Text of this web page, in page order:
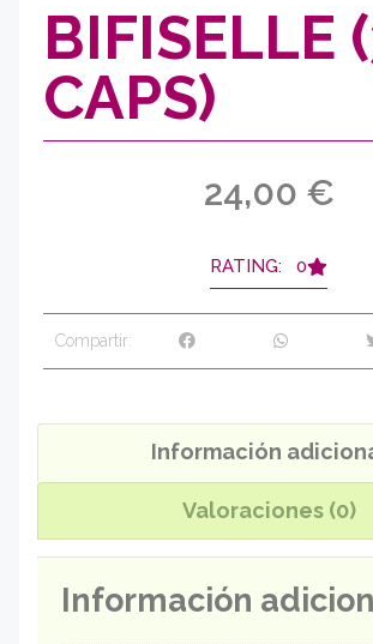
BIFISELLE
CAPS)
24,00 €
RATING: 0
Compartir:
Información
Valoraciones (0)
Información